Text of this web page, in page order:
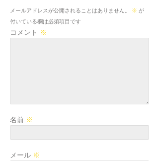
メールアドレスが公開されることはありません。 ※ が
付いている欄は必須項目です
コメント ※
名前 ※
メール ※